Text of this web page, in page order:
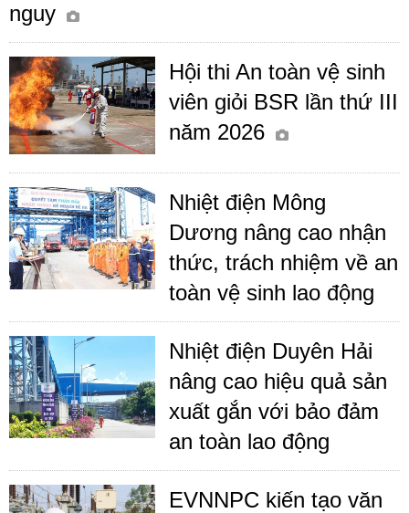
nguy
Hội thi An toàn vệ sinh
viên giỏi BSR lần thứ III
năm 2026
Nhiệt điện Mông
Dương nâng cao nhận
thức, trách nhiệm về an
toàn vệ sinh lao động
Nhiệt điện Duyên Hải
nâng cao hiệu quả sản
xuất gắn với bảo đảm
an toàn lao động
EVNNPC kiến tạo văn